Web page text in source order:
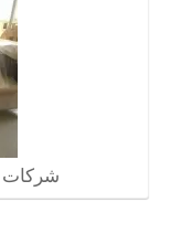
شركات